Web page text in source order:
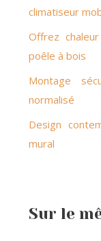
climatiseur
Offrez
poêle à bois
Montage
normalisé
Design
mural
Sur le